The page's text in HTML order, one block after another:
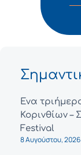
Ένα
Κορινθίων –
Festival
8 Αυγούστου, 2026